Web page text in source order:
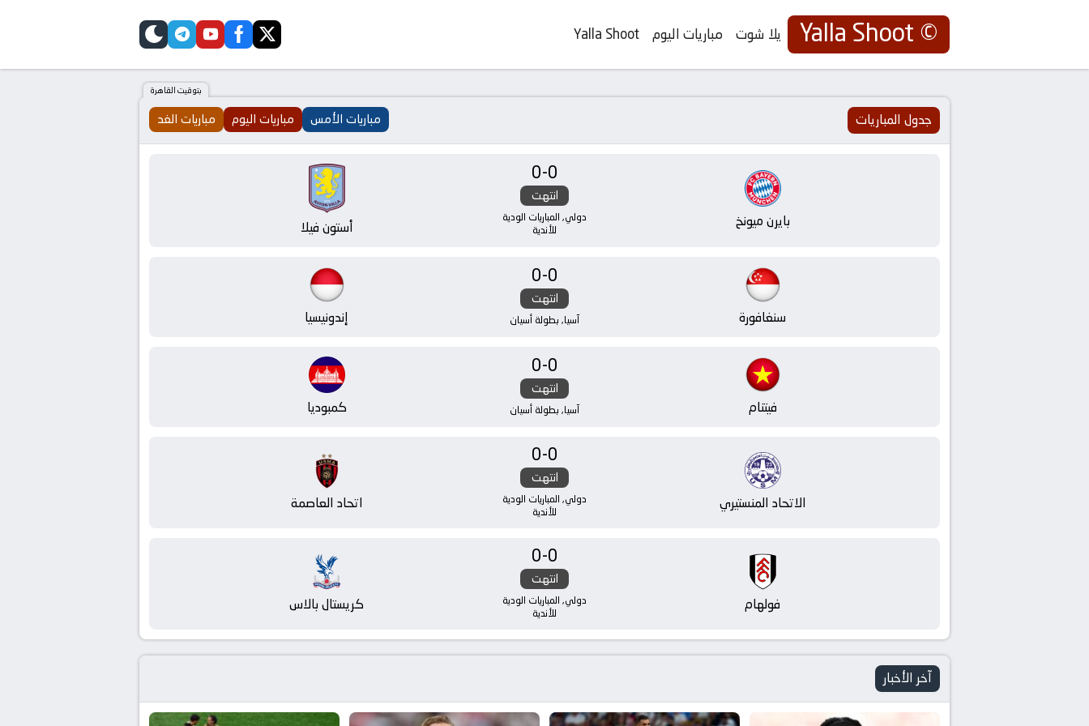
يلا
شوت
© Yalla Shoot يلا شوت مباريات اليوم Yalla Shoot
twitter
facebook
youtube
telegram
skin
بتوقيت القاهرة
جدول المباريات مباريات الأمس مباريات اليوم مباريات الغد
بايرن ميونخ
0
-
0
انتهت
دولي, المباريات الودية
للأندية
أستون فيلا
سنغافورة
0
-
0
انتهت
آسيا, بطولة أسيان إندونيسيا
فيتنام
0
-
0
انتهت
آسيا, بطولة أسيان كمبوديا
الاتحاد المنستيري
0
-
0
انتهت
دولي, المباريات الودية
للأندية
اتحاد العاصمة
فولهام
0
-
0
انتهت
دولي, المباريات الودية
للأندية
كريستال بالاس
آخر الأخبار